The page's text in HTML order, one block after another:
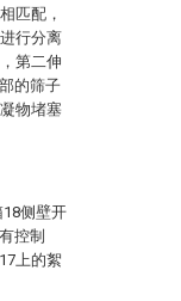
匹配，
行分离
第二伸
的筛子
物堵塞
侧壁开
控制
上的絮